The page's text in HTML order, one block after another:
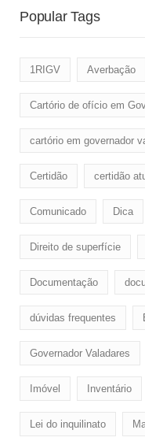
Popular Tags
1RIGV Averbação
Cartório de ofício em
cartório em governador
Certidão certidão
Comunicado Dica
Direito de superfície
Documentação
dúvidas frequentes
Governador Valadares
Imóvel Inventário
Lei do inquilinato